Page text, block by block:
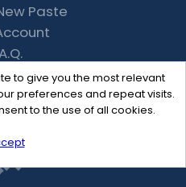
to give you the most relevant
preferences and repeat visits.
to the use of all cookies.
Paste